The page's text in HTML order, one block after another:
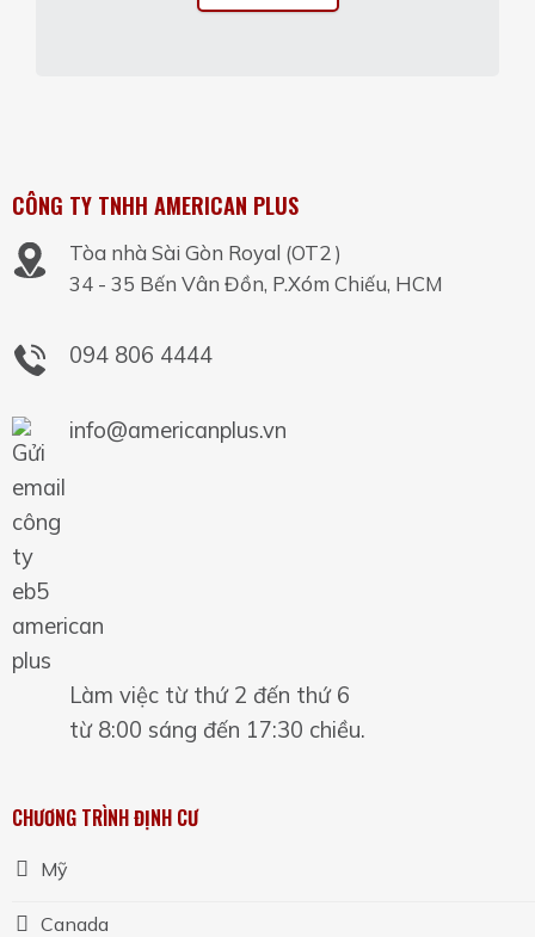
CÔNG TY TNHH AMERICAN PLUS
Tòa nhà Sài Gòn Royal (OT2 )
34 - 35 Bến Vân Đồn, P.Xóm Chiếu, HCM
094 806 4444
info@americanplus.vn
Làm việc từ thứ 2 đến thứ 6
từ 8:00 sáng đến 17:30 chiều.
CHƯƠNG TRÌNH ĐỊNH CƯ
Mỹ
Canada